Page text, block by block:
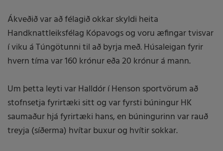
Ákveðið var að félagið okkar skyldi heita
Handknattleiksfélag Kópavogs og voru æfingar tvisvar
í viku á Túngötunni til að byrja með. Húsaleigan fyrir
hvern tíma var 160 krónur eða 20 krónur á mann.
Um þetta leyti var Halldór í Henson sportvörum að
stofnsetja fyrirtæki sitt og var fyrsti búningur HK
saumaður hjá fyrirtæki hans, en búningurinn var rauð
treyja (síðerma) hvítar buxur og hvítir sokkar.